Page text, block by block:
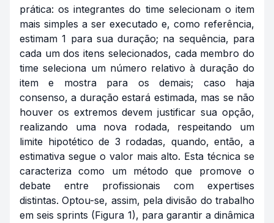
prática: os integrantes do time selecionam o item
mais simples a ser executado e, como referência,
estimam 1 para sua duração; na sequência, para
cada um dos itens selecionados, cada membro do
time seleciona um número relativo à duração do
item e mostra para os demais; caso haja
consenso, a duração estará estimada, mas se não
houver os extremos devem justificar sua opção,
realizando uma nova rodada, respeitando um
limite hipotético de 3 rodadas, quando, então, a
estimativa segue o valor mais alto. Esta técnica se
caracteriza como um método que promove o
debate entre profissionais com expertises
distintas. Optou-se, assim, pela divisão do trabalho
em seis sprints (Figura 1), para garantir a dinâmica